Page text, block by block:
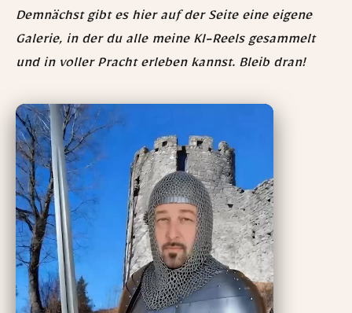
Demnächst gibt es hier auf der Seite eine eigene
Galerie, in der du alle meine KI-Reels gesammelt
und in voller Pracht erleben kannst. Bleib dran!